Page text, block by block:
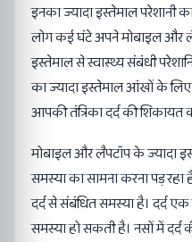
इनका ज्यादा इस्तेमाल
लोग कई घंटे अपने मोबाइल और
इस्तेमाल से स्वास्थ्य संबंधी
का ज्यादा इस्तेमाल आंखों के
आपकी तंत्रिका दर्द की शिकायत
मोबाइल और लैपटॉप के ज्यादा
समस्या का सामना करना पड़ रहा
दर्द से संबंधित समस्या है। दर्द
समस्या हो सकती है। नसों में दर्द